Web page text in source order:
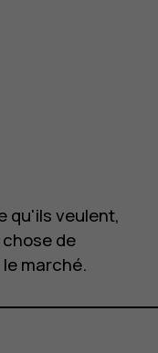
qu'ils veulent,
de
marché.